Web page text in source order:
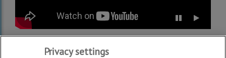
Stop
carousel
Restart
carousel
Privacy settings